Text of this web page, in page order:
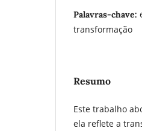
Palavras-chave:
transformação
Resumo
Este trabalho
ela reflete a